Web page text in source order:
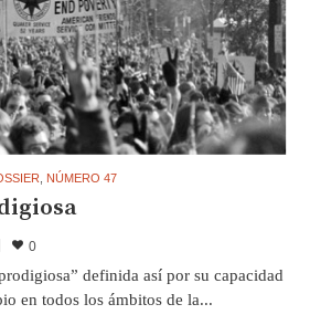
NÚMERO 47
0
definida así por su capacidad
en todos los ámbitos de la...